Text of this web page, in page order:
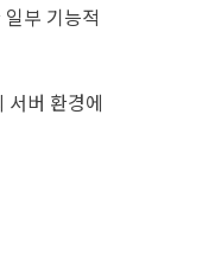
부 기능적
버 환경에